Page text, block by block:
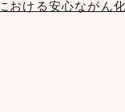
おける安心ながん